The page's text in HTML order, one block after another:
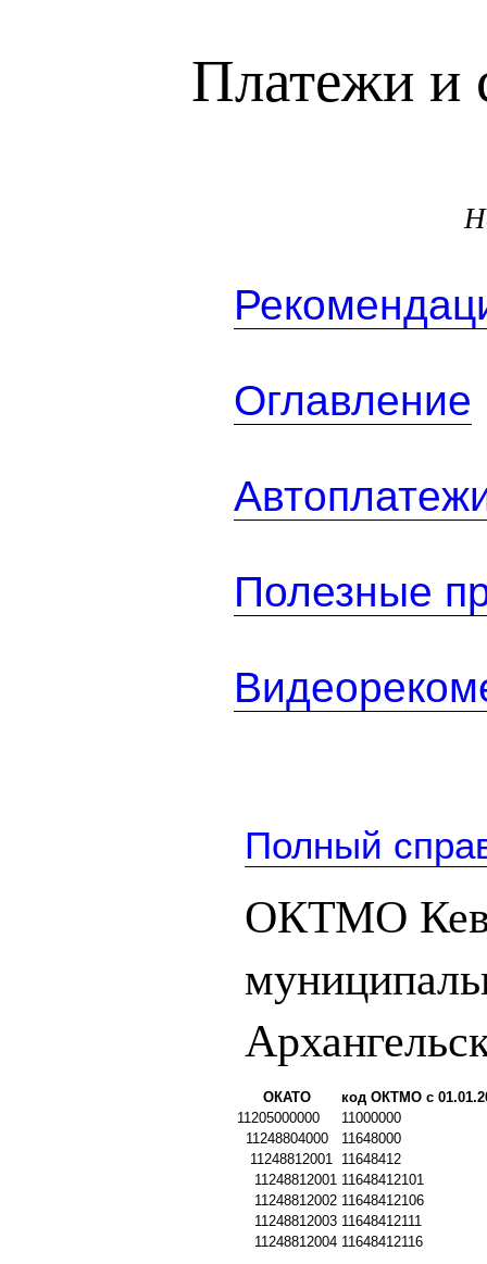
Платежи и
Оглавление
Полезные
Полный
ОКТМО
ОКАТО
код ОКТМО с
11205000000
11000000
11248804000
11648000
11248812001 11648412
11248812001 11648412101
11248812002 11648412106
11248812003 11648412111
11248812004 11648412116